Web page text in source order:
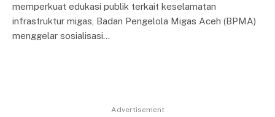
memperkuat edukasi publik terkait keselamatan
infrastruktur migas, Badan Pengelola Migas Aceh (BPMA)
menggelar sosialisasi…
Advertisement